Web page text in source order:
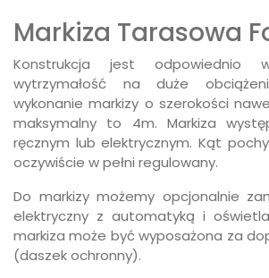
Markiza Tarasowa
Konstrukcja jest odpowiednio
wytrzymałość na duże
wykonanie markizy o szerokości
maksymalny to 4m. Markiza
ręcznym lub elektrycznym. Kąt
oczywiście w pełni regulowany.
Do markizy możemy opcjonalnie
elektryczny z automatyką i
markiza może być wyposażona za
(daszek ochronny).